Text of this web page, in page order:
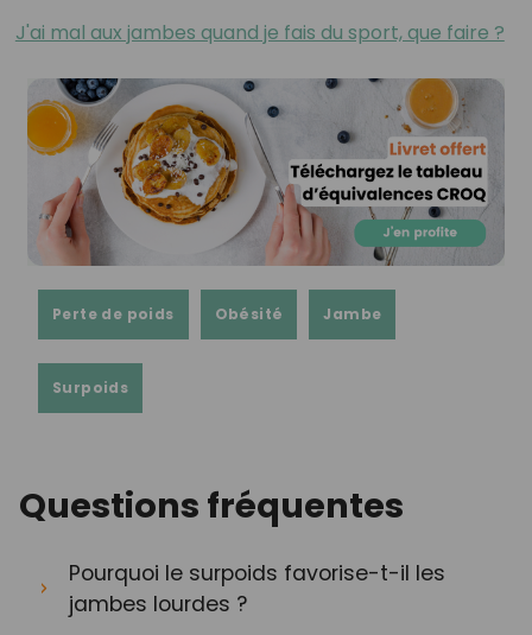
J'ai mal aux jambes quand je fais du sport, que faire ?
Perte de poids Obésité Jambe
Surpoids
Questions fréquentes
Pourquoi le surpoids favorise-t-il les
jambes lourdes ?